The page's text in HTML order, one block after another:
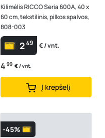
Kilimėlis RICCO Seria 600A, 40 x
60 cm, tekstilinis, pilkos spalvos,
808-003
249 € / vnt.
4 99 € / vnt.
Į krepšelį
-45%